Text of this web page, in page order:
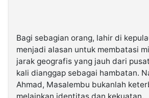
Bagi sebagian orang, lahir di
menjadi alasan untuk membatasi
jarak geografis yang jauh dari
kali dianggap sebagai hambatan.
Ahmad, Masalembu bukanlah